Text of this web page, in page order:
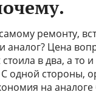
ремонту,
аналог? Цена
в два, а то
одной стороны,
на